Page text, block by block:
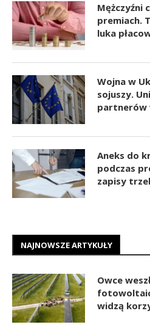
Mężczyźni
premiach.
luka
Wojna w
sojuszy.
partnerów
Aneks do
podczas
zapisy
NAJNOWSZE ARTYKUŁY
Owce
widzą